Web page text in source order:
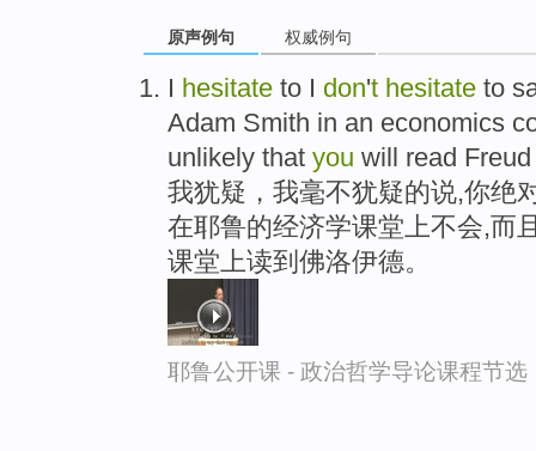
原声例句 权威例句
I hesitate to I don't hesitate to
Adam Smith in an economics
unlikely that you will read
我犹疑，我毫不犹疑的说,你绝
在耶鲁的经济学课堂上不会,而
课堂上读到佛洛伊德。
耶鲁公开课 - 政治哲学导论课程节选